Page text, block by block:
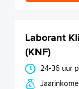
Laborant
(KNF)
24-36 uur